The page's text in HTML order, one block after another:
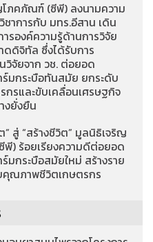
ภคภัณฑ์ (ซีพี) ลงนามความ
ชาการกับ มทร.อีสาน เดิน
รองค์ความรู้ด้านการวิจัย
ดดิจิทัล ซึ่งได้รับการ
จัยจาก วช. ต่อยอด
ร์มกระบือทันสมัย ยกระดับ
กรและขับเคลื่อนเศรษฐกิจ
งยั่งยืน
” สู่ “สร้างชีวิต” มูลนิธิเจริญ
) ร้อยเรียงความดีต่อยอด
ร์มกระบือสมัยใหม่ สร้างราย
คุณภาพชีวิตเกษตรกร